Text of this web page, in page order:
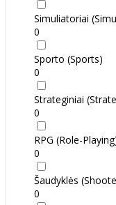
Simuliatoriai
0
Sporto (Sports)
0
Strateginiai
0
RPG (Role-
0
Šaudyklės
0